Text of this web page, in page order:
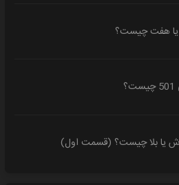
یا هفت چیست؟
یا بلا چیست؟ (قسمت اول)